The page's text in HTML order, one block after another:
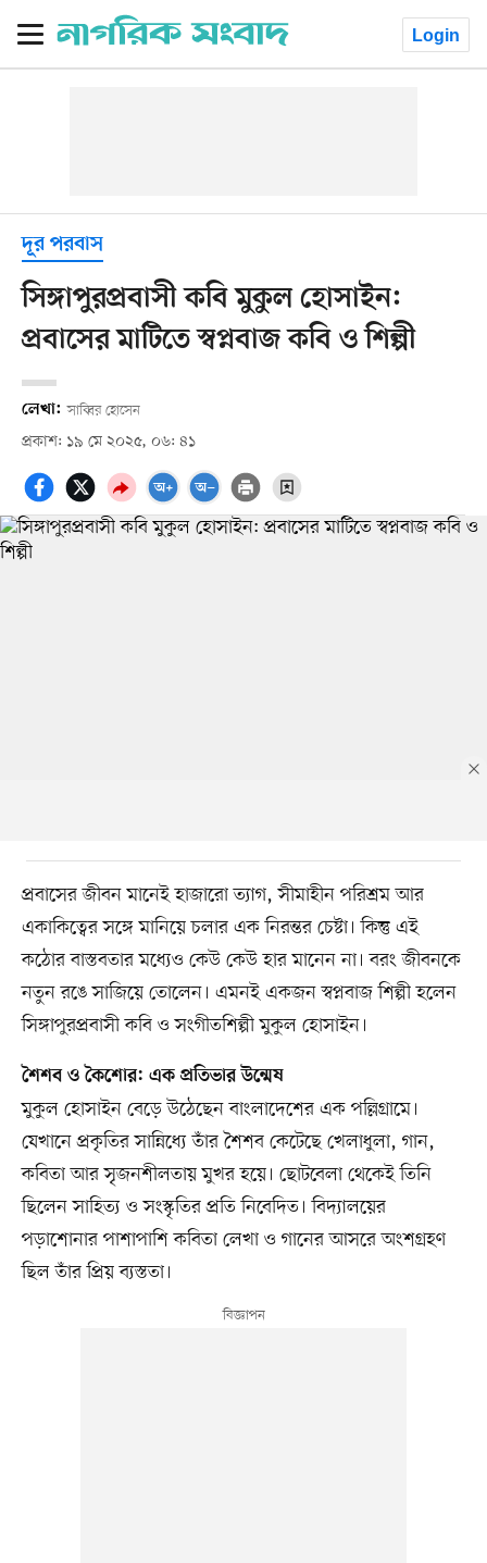
Login
দূর পরবাস
সিঙ্গাপুরপ্রবাসী কবি মুকুল হোসাইন:
প্রবাসের মাটিতে স্বপ্নবাজ কবি ও শিল্পী
লেখা: সাব্বির হোসেন
প্রকাশ: ১৯ মে ২০২৫, ০৬: ৪১
প্রবাসের জীবন মানেই হাজারো ত্যাগ, সীমাহীন পরিশ্রম আর
একাকিত্বের সঙ্গে মানিয়ে চলার এক নিরন্তর চেষ্টা। কিন্তু এই
কঠোর বাস্তবতার মধ্যেও কেউ কেউ হার মানেন না। বরং জীবনকে
নতুন রঙে সাজিয়ে তোলেন। এমনই একজন স্বপ্নবাজ শিল্পী হলেন
সিঙ্গাপুরপ্রবাসী কবি ও সংগীতশিল্পী মুকুল হোসাইন।
শৈশব ও কৈশোর: এক প্রতিভার উন্মেষ
মুকুল হোসাইন বেড়ে উঠেছেন বাংলাদেশের এক পল্লিগ্রামে।
যেখানে প্রকৃতির সান্নিধ্যে তাঁর শৈশব কেটেছে খেলাধুলা, গান,
কবিতা আর সৃজনশীলতায় মুখর হয়ে। ছোটবেলা থেকেই তিনি
ছিলেন সাহিত্য ও সংস্কৃতির প্রতি নিবেদিত। বিদ্যালয়ের
পড়াশোনার পাশাপাশি কবিতা লেখা ও গানের আসরে অংশগ্রহণ
ছিল তাঁর প্রিয় ব্যস্ততা।